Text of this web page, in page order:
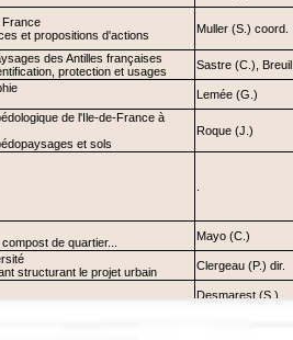
France
et propositions d'actions
Muller (S.) coord.
des Antilles françaises
protection et usages
Sastre (C.),
Lemée (G.)
de l'Ile-de-France à
et sols
Roque (J.)
de quartier...
Mayo (C.)
structurant le projet urbain
Clergeau (P.) dir.
Desmarest (S.)